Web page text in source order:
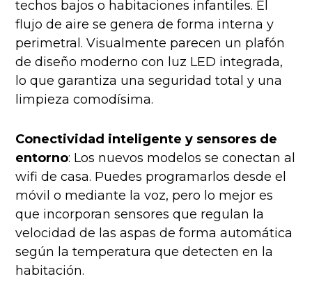
techos bajos o habitaciones infantiles. El
flujo de aire se genera de forma interna y
perimetral. Visualmente parecen un plafón
de diseño moderno con luz LED integrada,
lo que garantiza una seguridad total y una
limpieza comodísima.
Conectividad inteligente y sensores de
entorno: Los nuevos modelos se conectan al
wifi de casa. Puedes programarlos desde el
móvil o mediante la voz, pero lo mejor es
que incorporan sensores que regulan la
velocidad de las aspas de forma automática
según la temperatura que detecten en la
habitación.